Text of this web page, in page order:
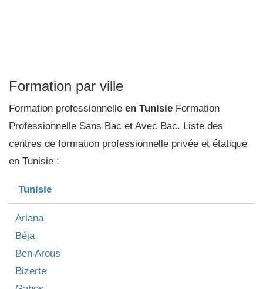
Formation par ville
Formation professionnelle en Tunisie Formation
Professionnelle Sans Bac et Avec Bac. Liste des
centres de formation professionnelle privée et étatique
en Tunisie :
Tunisie
Ariana
Béja
Ben Arous
Bizerte